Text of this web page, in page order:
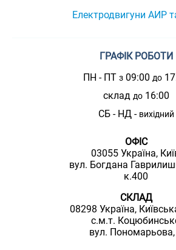
Електродвигуни АИР
ГРАФІК РОБОТИ
ПН - ПТ з 09:00 до
склад до16:00
СБ - НД - вихідний
ОФІС
03055 Україна,
вул. Богдана
к.400
СКЛАД
08298 Україна,
с.м.т.
вул.